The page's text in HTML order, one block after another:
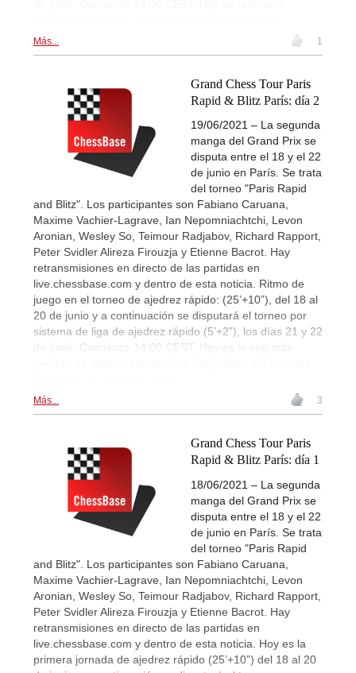
Más... 1
Grand Chess Tour Paris
Rapid & Blitz París: día 2
19/06/2021 – La segunda
manga del Grand Prix se
disputa entre el 18 y el 22
de junio en París. Se trata
del torneo "Paris Rapid
and Blitz". Los participantes son Fabiano Caruana,
Maxime Vachier-Lagrave, Ian Nepomniachtchi, Levon
Aronian, Wesley So, Teimour Radjabov, Richard Rapport,
Peter Svidler Alireza Firouzja y Etienne Bacrot. Hay
retransmisiones en directo de las partidas en
live.chessbase.com y dentro de esta noticia. Ritmo de
juego en el torneo de ajedrez rápido: (25’+10”), del 18 al
20 de junio y a continuación se disputará el torneo por
sistema de liga de ajedrez rápido (5’+2”), los días 21 y 22
de junio. Comienzo 14:00 CEST. Hoy es la segunda
Más... 3
Grand Chess Tour Paris
Rapid & Blitz París: día 1
18/06/2021 – La segunda
manga del Grand Prix se
disputa entre el 18 y el 22
de junio en París. Se trata
del torneo "Paris Rapid
and Blitz". Los participantes son Fabiano Caruana,
Maxime Vachier-Lagrave, Ian Nepomniachtchi, Levon
Aronian, Wesley So, Teimour Radjabov, Richard Rapport,
Peter Svidler Alireza Firouzja y Etienne Bacrot. Hay
retransmisiones en directo de las partidas en
live.chessbase.com y dentro de esta noticia. Hoy es la
primera jornada de ajedrez rápido (25’+10”) del 18 al 20